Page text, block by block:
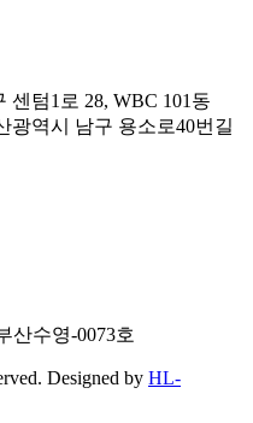
센텀1로 28, WBC 101동
광역시 남구 용소로40번길
산수영-0073호
Designed by HL-